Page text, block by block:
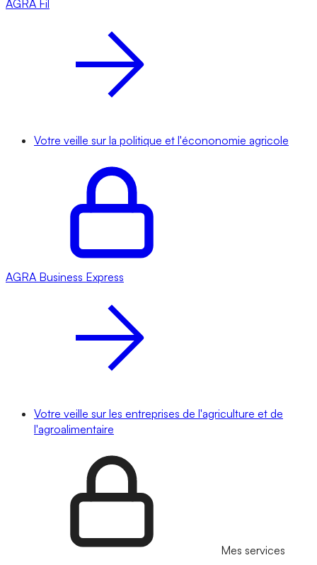
AGRA Fil
Votre veille sur la politique et l'écononomie agricole
AGRA Business Express
Votre veille sur les entreprises de l'agriculture et de
l'agroalimentaire
Mes services